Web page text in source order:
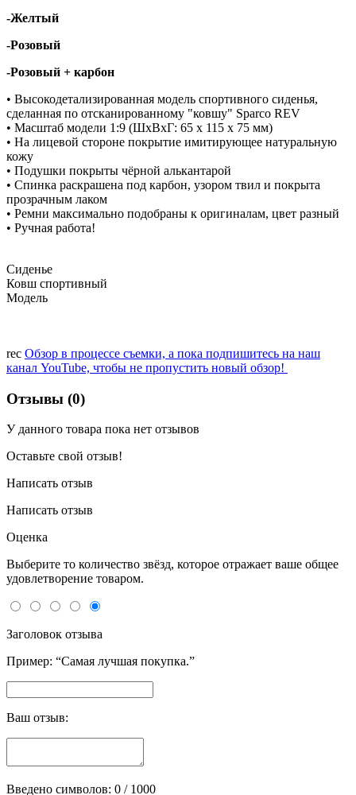
-Желтый
-Розовый
-Розовый + карбон
• Высокодетализированная модель спортивного сиденья,
сделанная по отсканированному "ковшу" Sparco REV
• Масштаб модели 1:9 (ШхВхГ: 65 х 115 х 75 мм)
• На лицевой стороне покрытие имитирующее натуральную
кожу
• Подушки покрыты чёрной алькантарой
• Спинка раскрашена под карбон, узором твил и покрыта
прозрачным лаком
• Ремни максимально подобраны к оригиналам, цвет разный
• Ручная работа!
Сиденье
Ковш спортивный
Модель
rec Обзор в процессе съемки, а пока подпишитесь на наш
канал YouTube, чтобы не пропустить новый обзор!
Отзывы (0)
У данного товара пока нет отзывов
Оставьте свой отзыв!
Написать отзыв
Написать отзыв
Оценка
Выберите то количество звёзд, которое отражает ваше общее
удовлетворение товаром.
Заголовок отзыва
Пример: “Самая лучшая покупка.”
Ваш отзыв:
Введено символов: 0 / 1000